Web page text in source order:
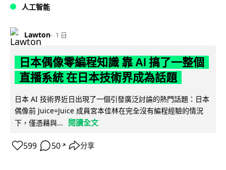
人工智能
Lawton 1 日
日本偶像零編程知識 靠 AI 搞了一整個
直播系統 在日本技術界成為話題
日本 AI 技術界近日出現了一個引發廣泛討論的熱門話題：日本
偶像前 Juice=Juice 成員宮本佳林在完全沒有編程經驗的情況
下，僅憑藉與...
閱讀全文
599 50 ↗ 分享